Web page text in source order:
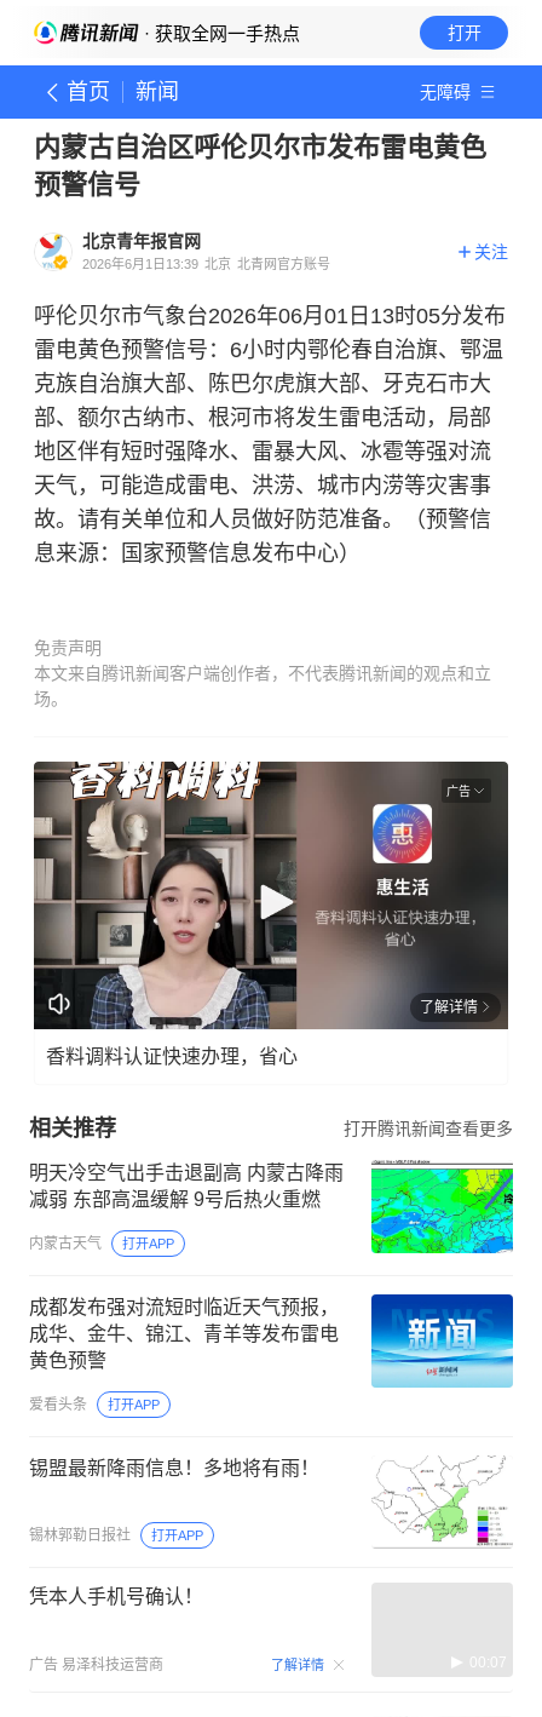
· 获取全网一手热点 打开
首页 新闻 无障碍
内蒙古自治区呼伦贝尔市发布雷电黄色
预警信号
北京青年报官网
2026年6月1日13:39 北京 北青网官方账号
关注
呼伦贝尔市气象台2026年06月01日13时05分发布
雷电黄色预警信号：6小时内鄂伦春自治旗、鄂温
克族自治旗大部、陈巴尔虎旗大部、牙克石市大
部、额尔古纳市、根河市将发生雷电活动，局部
地区伴有短时强降水、雷暴大风、冰雹等强对流
天气，可能造成雷电、洪涝、城市内涝等灾害事
故。请有关单位和人员做好防范准备。（预警信
息来源：国家预警信息发布中心）
免责声明
本文来自腾讯新闻客户端创作者，不代表腾讯新闻的观点和立
场。
广告
了解详情
香料调料认证快速办理，省心
相关推荐 打开腾讯新闻查看更多
明天冷空气出手击退副高 内蒙古降雨
减弱 东部高温缓解 9号后热火重燃
内蒙古天气 打开APP
成都发布强对流短时临近天气预报，
成华、金牛、锦江、青羊等发布雷电
黄色预警
爱看头条 打开APP
锡盟最新降雨信息！多地将有雨！
锡林郭勒日报社 打开APP
凭本人手机号确认！
广告 易泽科技运营商 了解详情 00:07